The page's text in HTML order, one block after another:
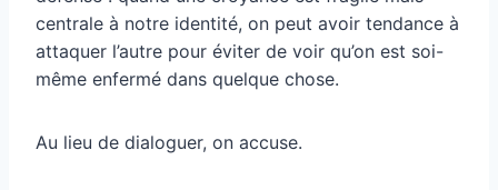
centrale à notre identité, on peut avoir tendance à
attaquer l’autre pour éviter de voir qu’on est soi-
même enfermé dans quelque chose.
Au lieu de dialoguer, on accuse.